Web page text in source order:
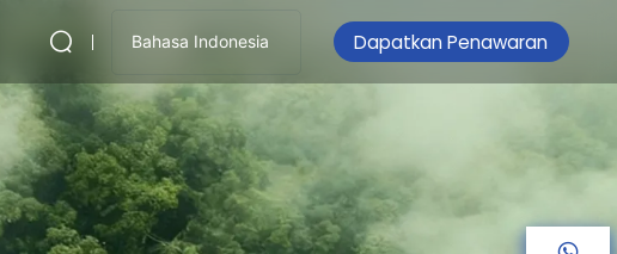
Bahasa Indonesia Dapatkan Penawaran